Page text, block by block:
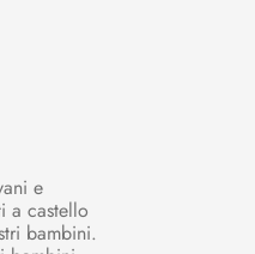
e
a castello
bambini.